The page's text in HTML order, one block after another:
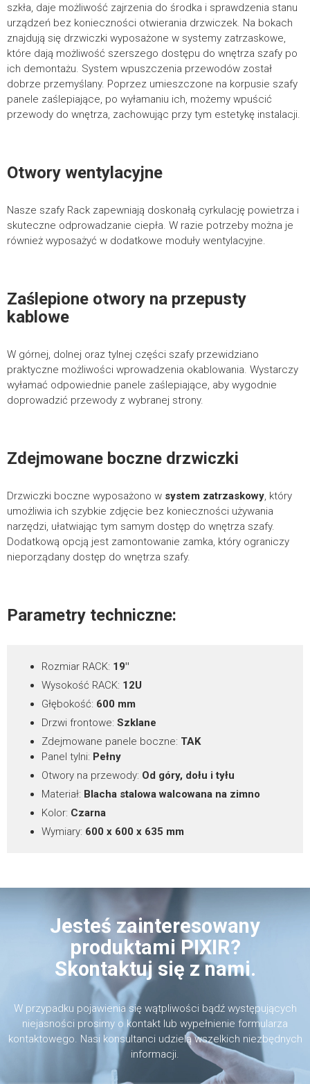
szkła, daje możliwość zajrzenia do środka i sprawdzenia stanu
urządzeń bez konieczności otwierania drzwiczek. Na bokach
znajdują się drzwiczki wyposażone w systemy zatrzaskowe,
które dają możliwość szerszego dostępu do wnętrza szafy po
ich demontażu. System wpuszczenia przewodów został
dobrze przemyślany. Poprzez umieszczone na korpusie szafy
panele zaślepiające, po wyłamaniu ich, możemy wpuścić
przewody do wnętrza, zachowując przy tym estetykę instalacji.
Otwory wentylacyjne
Nasze szafy Rack zapewniają doskonałą cyrkulację powietrza i
skuteczne odprowadzanie ciepła. W razie potrzeby można je
również wyposażyć w dodatkowe moduły wentylacyjne.
Zaślepione otwory na przepusty
kablowe
W górnej, dolnej oraz tylnej części szafy przewidziano
praktyczne możliwości wprowadzenia okablowania. Wystarczy
wyłamać odpowiednie panele zaślepiające, aby wygodnie
doprowadzić przewody z wybranej strony.
Zdejmowane boczne drzwiczki
Drzwiczki boczne wyposażono w system zatrzaskowy, który
umożliwia ich szybkie zdjęcie bez konieczności używania
narzędzi, ułatwiając tym samym dostęp do wnętrza szafy.
Dodatkową opcją jest zamontowanie zamka, który ograniczy
nieporządany dostęp do wnętrza szafy.
Parametry techniczne:
Rozmiar RACK: 19″
Wysokość RACK: 12U
Głębokość: 600 mm
Drzwi frontowe: Szklane
Zdejmowane panele boczne: TAK
Panel tylni: Pełny
Otwory na przewody: Od góry, dołu i tyłu
Materiał: Blacha stalowa walcowana na zimno
Kolor: Czarna
Wymiary: 600 x 600 x 635 mm
Karty katalogowe
PIX-R19W-12U-600-B – Karta katalogowa 213.61KB
POBIERZ
E-MAIL *
Jesteś zainteresowany
produktami PIXIR?
Skontaktuj się z nami.
W przypadku pojawienia się wątpliwości bądź występujących
niejasności prosimy o kontakt lub wypełnienie formularza
kontaktowego. Nasi konsultanci udzielą wszelkich niezbędnych
informacji.